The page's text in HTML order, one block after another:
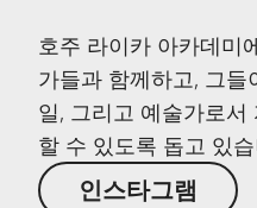
호주 라이카 아카데미
가들과 함께하고, 그
일, 그리고 예술가로
할 수 있도록 돕고 있
인스타그램